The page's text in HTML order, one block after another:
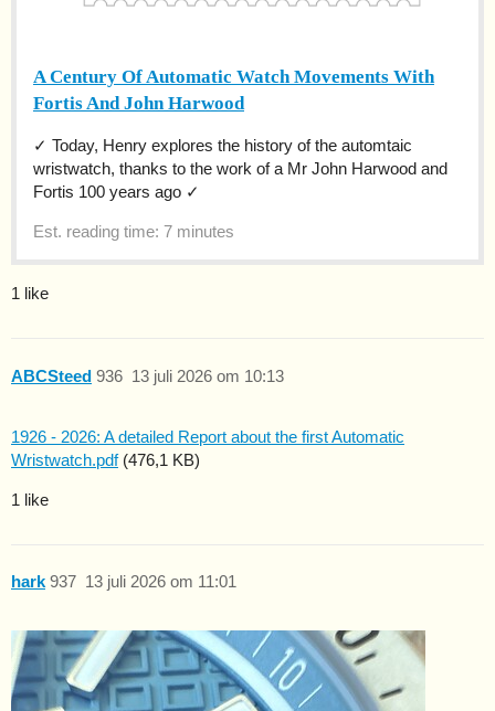
A Century Of Automatic Watch Movements With
Fortis And John Harwood
✓ Today, Henry explores the history of the automtaic
wristwatch, thanks to the work of a Mr John Harwood and
Fortis 100 years ago ✓
Est. reading time: 7 minutes
1 like
ABCSteed 13 juli 2026 om 10:13
936
1926 - 2026: A detailed Report about the first Automatic
Wristwatch.pdf(476,1 KB)
1 like
hark 13 juli 2026 om 11:01
937